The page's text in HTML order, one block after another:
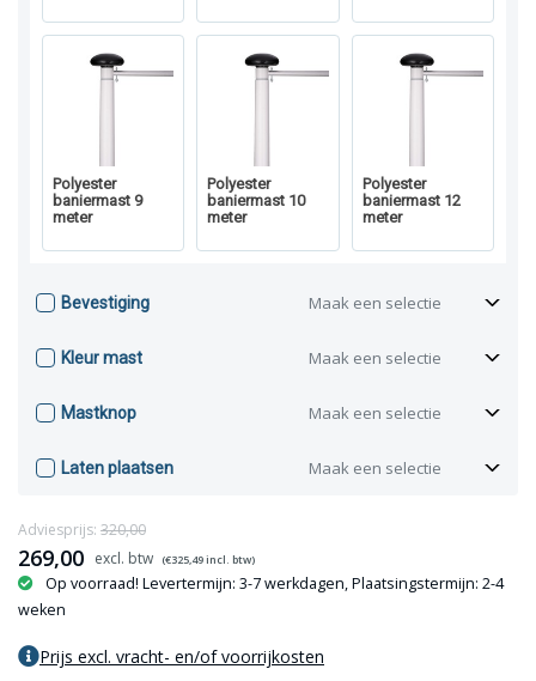
Polyester
baniermast 9
meter
Polyester
baniermast 10
meter
Polyester
baniermast 12
meter
Bevestiging Maak een selectie
Kleur mast Maak een selectie
Mastknop Maak een selectie
Laten plaatsen Maak een selectie
269,00 (€325,49incl. btw)
Adviesprijs: 320,00
Op voorraad! Levertermijn: 3-7 werkdagen, Plaatsingstermijn: 2-4
weken
Prijs excl. vracht- en/of voorrijkosten